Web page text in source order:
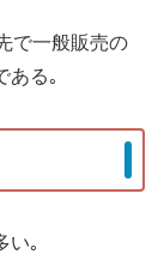
で一般販売の
ある｡
い｡